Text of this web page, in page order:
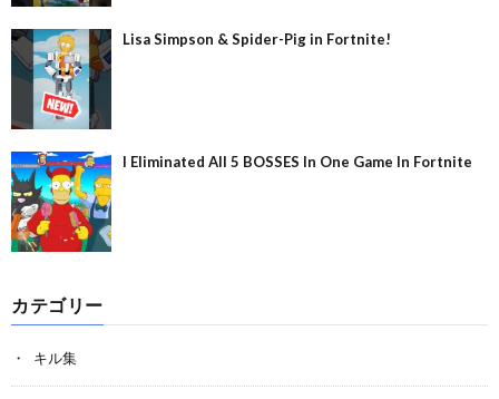
Lisa Simpson & Spider-Pig in Fortnite!
I Eliminated All 5 BOSSES In One Game In Fortnite
カテゴリー
キル集